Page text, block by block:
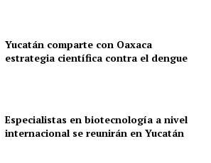
Yucatán comparte con Oaxaca
estrategia científica contra el dengue
Especialistas en biotecnología a nivel
internacional se reunirán en Yucatán